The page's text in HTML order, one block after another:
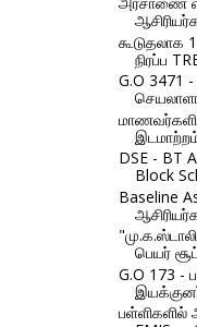
கூடுதலாக
நிரப்ப
G.O 3471
DSE - BT
Block
Baseline
பெயர்
G.O 173 -